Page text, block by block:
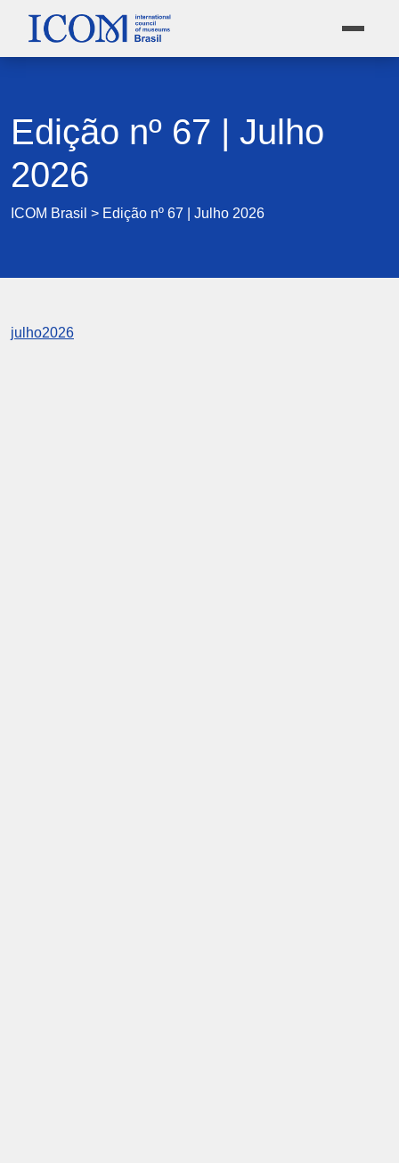
Edição nº 67 | Julho
2026
ICOM Brasil > Edição nº 67 | Julho 2026
julho2026